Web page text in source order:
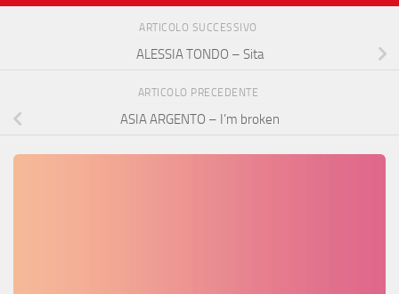
ARTICOLO SUCCESSIVO
ALESSIA TONDO – Sita
ARTICOLO PRECEDENTE
ASIA ARGENTO – I’m broken